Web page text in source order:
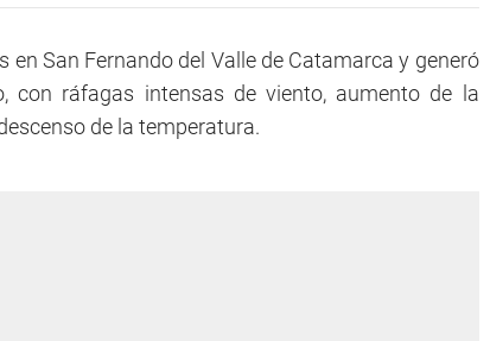
en San Fernando del Valle de Catamarca y generó
con ráfagas intensas de viento, aumento de la
de la temperatura.